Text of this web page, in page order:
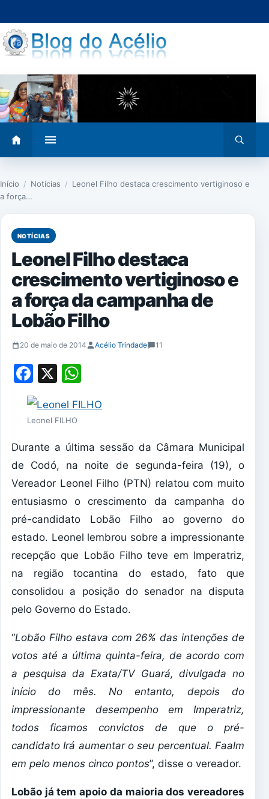
para
o
conteúdo
menu
busca
Início / Notícias / Leonel Filho destaca crescimento vertiginoso e
a força…
NOTÍCIAS
Leonel Filho destaca
crescimento vertiginoso e
a força da campanha de
Lobão Filho
20 de maio de 2014 Acélio Trindade 11
Facebook
X
Leonel FILHO
Durante a última sessão da Câmara Municipal
de Codó, na noite de segunda-feira (19), o
Vereador Leonel Filho (PTN) relatou com muito
entusiasmo o crescimento da campanha do
pré-candidato Lobão Filho ao governo do
estado. Leonel lembrou sobre a impressionante
recepção que Lobão Filho teve em Imperatriz,
na região tocantina do estado, fato que
consolidou a posição do senador na disputa
pelo Governo do Estado.
“Lobão Filho estava com 26% das intenções de
votos até a última quinta-feira, de acordo com
a pesquisa da Exata/TV Guará, divulgada no
início do mês. No entanto, depois do
impressionante desempenho em Imperatriz,
todos ficamos convictos de que o pré-
candidato Irá aumentar o seu percentual. Faalm
em pelo menos cinco pontos”, disse o vereador.
Lobão já tem apoio da maioria dos vereadores